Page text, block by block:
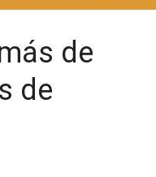
de
de